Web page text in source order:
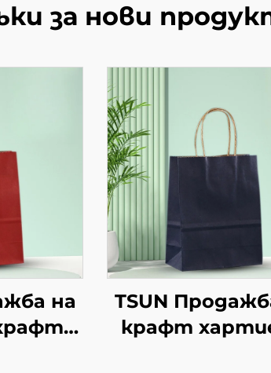
за нови
на
TSUN
крафт